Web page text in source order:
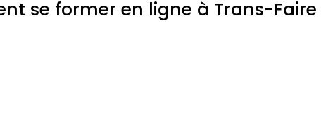
se former en ligne à Trans-Faire